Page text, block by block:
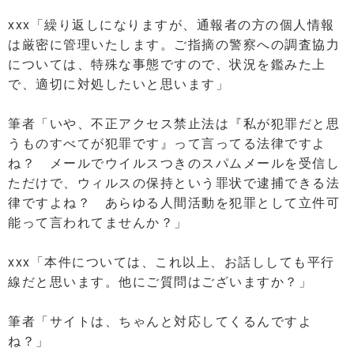
xxx「繰り返しになりますが、通報者の方の個人情報
は厳密に管理いたします。ご指摘の警察への調査協力
については、特殊な事態ですので、状況を鑑みた上
で、適切に対処したいと思います」
筆者「いや、不正アクセス禁止法は『私が犯罪だと思
うものすべてが犯罪です』って言ってる法律ですよ
ね？ メールでウイルスつきのスパムメールを受信し
ただけで、ウィルスの保持という罪状で逮捕できる法
律ですよね？ あらゆる人間活動を犯罪として立件可
能って言われてませんか？」
xxx「本件については、これ以上、お話ししても平行
線だと思います。他にご質問はございますか？」
筆者「サイトは、ちゃんと対応してくるんですよ
ね？」